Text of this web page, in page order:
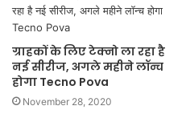
ग्राहकों के लिए टेक्नो ला रहा है
नई सीरीज, अगले महीने लॉन्च
होगा Tecno Pova
November 28, 2020